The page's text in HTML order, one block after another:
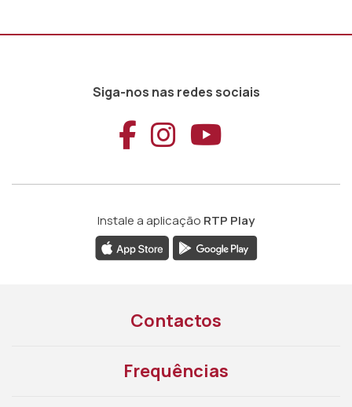
Siga-nos nas redes sociais
Aceder ao
Aceder ao
Aceder
Instale a aplicação RTP Play
Contactos
Frequências